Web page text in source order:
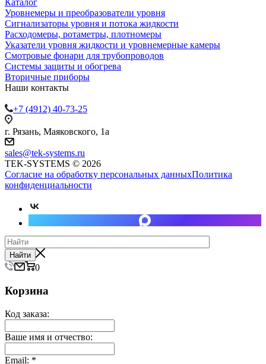
Каталог
Уровнемеры и преобразователи уровня
Сигнализаторы уровня и потока жидкости
Расходомеры, ротаметры, плотномеры
Указатели уровня жидкости и уровнемерные камеры
Смотровые фонари для трубопроводов
Системы защиты и обогрева
Вторичные приборы
Наши контакты
+7 (4912) 40-73-25
г. Рязань, Маяковского, 1а
sales@tek-systems.ru
TEK-SYSTEMS © 2026
Согласие на обработку персональных данныхПолитика
конфиденциальности
Найти
0
Корзина
Код заказа:
Ваше имя и отчество:
Email: *